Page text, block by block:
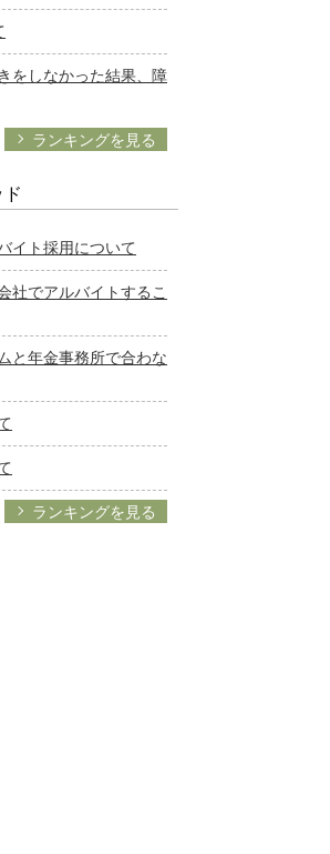
をしなかった結果、障
ランキングを見る
イト採用について
社でアルバイトするこ
と年金事務所で合わな
ランキングを見る